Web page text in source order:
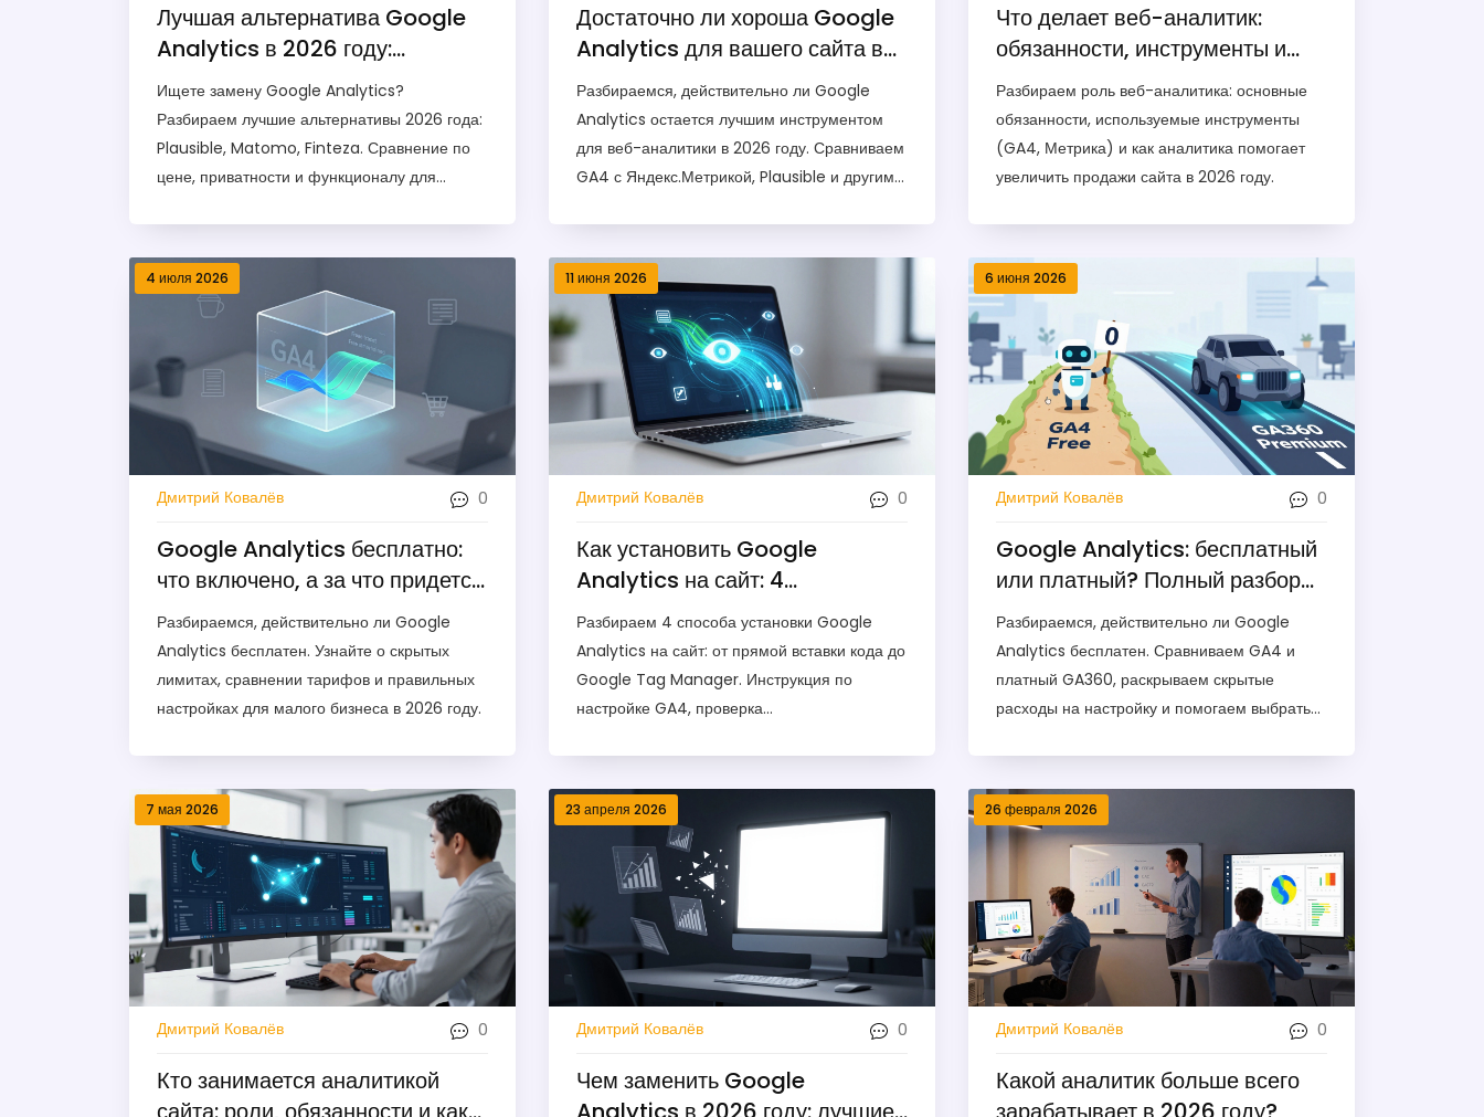
Лучшая альтернатива Google
Analytics в 2026 году:
сравнение и выбор
Ищете замену Google Analytics?
Разбираем лучшие альтернативы 2026 года:
Plausible, Matomo, Finteza. Сравнение по
цене, приватности и функционалу для
Достаточно ли хороша Google
Analytics для вашего сайта в
2026 году?
Разбираемся, действительно ли Google
Analytics остается лучшим инструментом
для веб-аналитики в 2026 году. Сравниваем
GA4 с Яндекс.Метрикой, Plausible и другими
Что делает веб-аналитик:
обязанности, инструменты и
реальные задачи
Разбираем роль веб-аналитика: основные
обязанности, используемые инструменты
(GA4, Метрика) и как аналитика помогает
увеличить продажи сайта в 2026 году.
4 июля 2026
Дмитрий Ковалёв 0
Google Analytics бесплатно:
что включено, а за что придется
платить в 2026 году
Разбираемся, действительно ли Google
Analytics бесплатен. Узнайте о скрытых
лимитах, сравнении тарифов и правильных
настройках для малого бизнеса в 2026 году.
11 июня 2026
Дмитрий Ковалёв 0
Как установить Google
Analytics на сайт: 4
проверенных способа в 2026
году
Разбираем 4 способа установки Google
Analytics на сайт: от прямой вставки кода до
Google Tag Manager. Инструкция по
настройке GA4, проверка
6 июня 2026
Дмитрий Ковалёв 0
Google Analytics: бесплатный
или платный? Полный разбор
тарифов в 2026 году
Разбираемся, действительно ли Google
Analytics бесплатен. Сравниваем GA4 и
платный GA360, раскрываем скрытые
расходы на настройку и помогаем выбрать
7 мая 2026
Дмитрий Ковалёв 0
Кто занимается аналитикой
23 апреля 2026
Дмитрий Ковалёв 0
Чем заменить Google
26 февраля 2026
Дмитрий Ковалёв 0
Какой аналитик больше всего